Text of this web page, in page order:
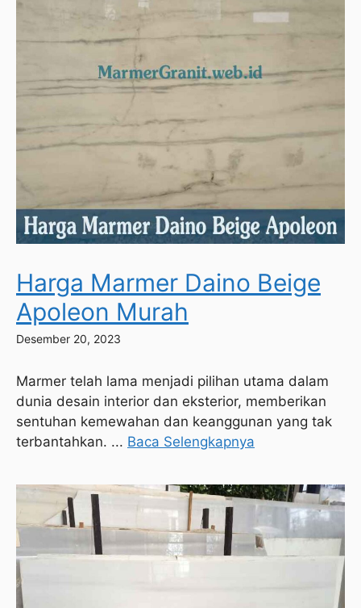
Harga Marmer Daino Beige
Apoleon Murah
Desember 20, 2023
Marmer telah lama menjadi pilihan utama dalam
dunia desain interior dan eksterior, memberikan
sentuhan kemewahan dan keanggunan yang tak
terbantahkan. ... Baca Selengkapnya